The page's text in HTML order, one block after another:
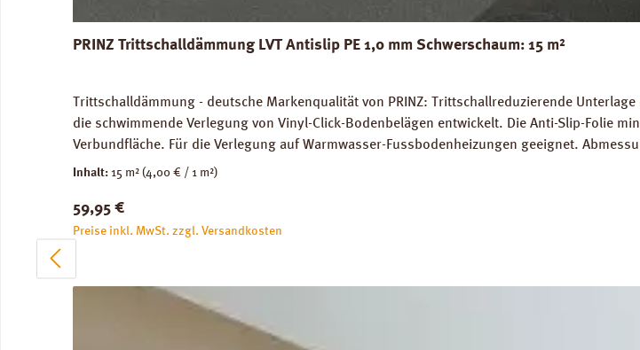
PRINZ Trittschalldämmung LVT Antislip PE 1,0 mm Schwerschaum: 15 m²
Trittschalldämmung - deutsche Markenqualität von PRINZ: Trittschallreduzierende
die schwimmende Verlegung von Vinyl-Click-Bodenbelägen entwickelt. Die Anti-Slip-Folie
Verbundfläche. Für die Verlegung auf Warmwasser-Fussbodenheizungen geeignet.
dB(A) nach DIN EN 10140-3. Ökologisch und physiologisch unbedenklich nach DIN EN ISO
Inhalt: 15 m² (4,00 € / 1 m²)
Regulärer Preis:
59,95 €
Preise inkl. MwSt. zzgl. Versandkosten